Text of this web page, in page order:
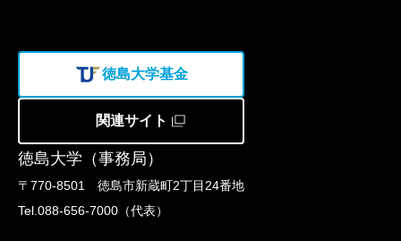
徳島大学（事務局）
〒770-8501 徳島市新蔵町2丁目24番地
Tel.088-656-7000（代表）
徳島大学基金
関連サイト